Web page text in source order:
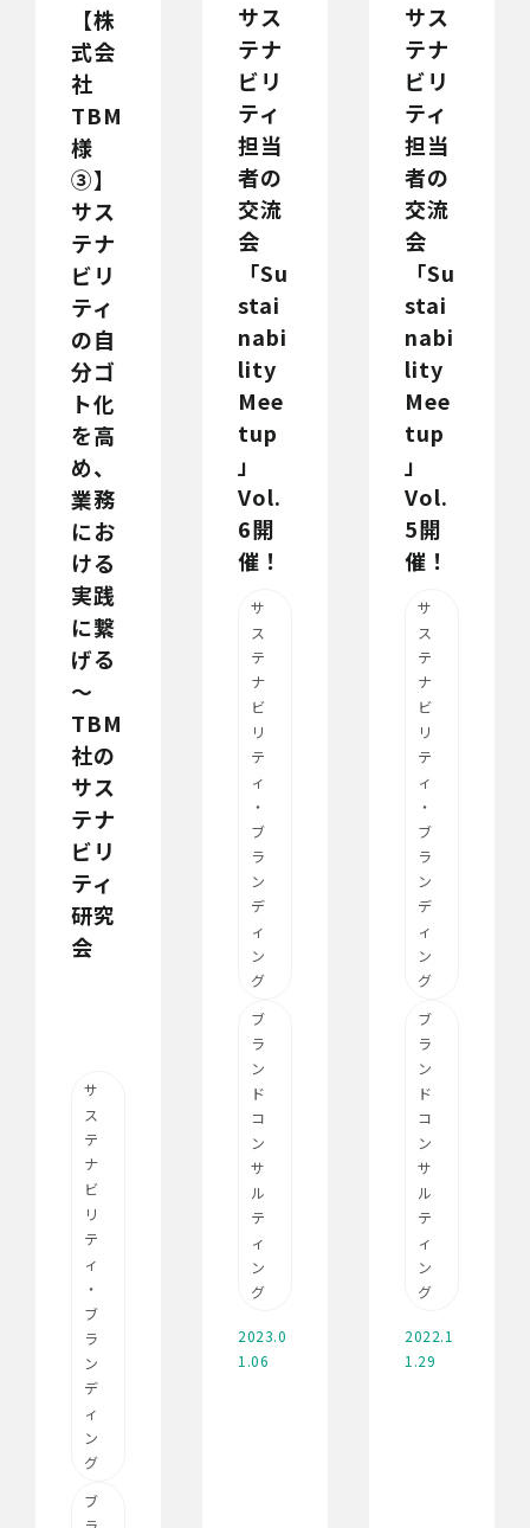
【株
式会
社
TBM
様
③】
サス
テナ
ビリ
ティ
の自
分ゴ
ト化
を高
め、
業務
にお
ける
実践
に繋
げる
～
TBM
社の
サス
テナ
ビリ
ティ
研究
会
サ
ス
テ
ナ
ビ
リ
テ
ィ
・
ブ
ラ
ン
デ
ィ
ン
グ
ブ
サス
テナ
ビリ
ティ
担当
者の
交流
会
「Su
stai
nabi
lity
Mee
tup
」
Vol.
6開
催！
サ
ス
テ
ナ
ビ
リ
テ
ィ
・
ブ
ラ
ン
デ
ィ
ン
グ
ブ
ラ
ン
ド
コ
ン
サ
ル
テ
ィ
ン
グ
2023.0
1.06
サス
テナ
ビリ
ティ
担当
者の
交流
会
「Su
stai
nabi
lity
Mee
tup
」
Vol.
5開
催！
サ
ス
テ
ナ
ビ
リ
テ
ィ
・
ブ
ラ
ン
デ
ィ
ン
グ
ブ
ラ
ン
ド
コ
ン
サ
ル
テ
ィ
ン
グ
2022.1
1.29